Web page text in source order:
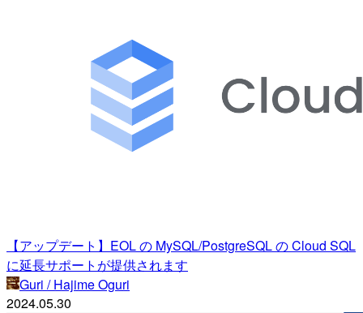
【アップデート】EOL の MySQL/PostgreSQL の Cloud SQL
に延長サポートが提供されます
Guri / Hajime Oguri
2024.05.30